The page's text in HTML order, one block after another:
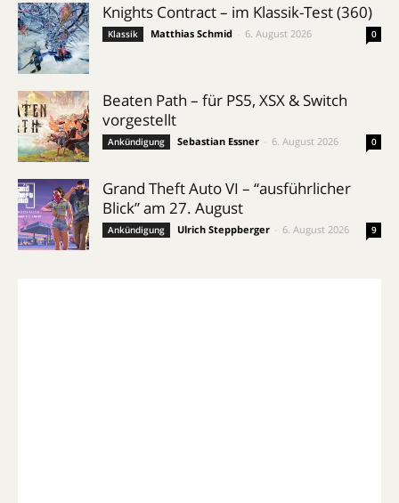
Knights Contract – im Klassik-Test (360)
Klassik Matthias Schmid 6. August 2026 0
Beaten Path – für PS5, XSX & Switch
vorgestellt
Ankündigung Sebastian Essner 6. August 2026 0
Grand Theft Auto VI – “ausführlicher
Blick” am 27. August
Ankündigung Ulrich Steppberger 6. August 2026 9